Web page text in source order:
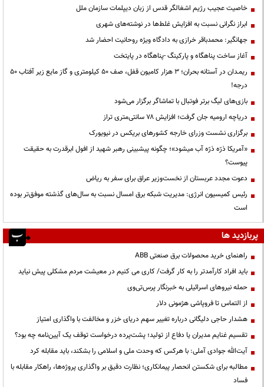
خاصیت عجیب رژیم اشغالگر قدس از زبان دیپلمات سازمان ملل
ابراز نگرانی نسبت به افزایش غلط‌ها در نوشته‌های شهری
جهانگیر: محمدباقر خرازی به دادگاه ویژه روحانیت احضار شد
آغاز ساخت پناهگاه و پارکینگ -پناهگاه در پایتخت
ریمـدان در آستانه بحران؛ ۳ هزار کامیون قفل، صف ۵۰ کیلومتری و گاز مایع زیر آفتاب ۵۰
درجه!
بازی‌های لیگ برتر فوتبال با تماشاگر برگزار می‌شود
دریاچه ارومیه جان گرفت؛ افزایش ۷۸ سانتی‌متری تراز
برگزاری نشست وزرای خارجه کشورهای بریکس در نیویورک
«آمریکا ذرّه ذرّه آب میشود»؛ چگونه پیشبینی رهبر شهید از افول ابرقدرت به حقیقت
پیوست؟
دعوت مجدد عربستان از نخست‌وزیر عراق برای سفر به ریاض
رئیس کمیسیون انرژی: مدیریت شبکه برق امسال نسبت به سال‌های گذشته موفق‌تر بوده
است
پربازدید ها
راهنمای خرید محصولات برق صنعتی ABB
باید افراد کارآمدتر را به کار گرفت/ کاری می کنیم در معیشت مردم مشکلی پیش نیاید
حمله نیروهای اسرائیلی به خبرنگار پرس‌تی‌وی
از التماس تا فروپاشی هژمونی دلار
هشدار حاجی دلیگانی درباره تغییر سهم دریای خزر و مخالفت با واگذاری امتیاز
تقسیم غنایم مدیران یا دفاع از تولید؛ پشت‌پرده درخواست توقف یک آیین‌نامه چه بود؟
آیت‌الله جوادی آملی: با هرکس که وحدت ملی و اسلامی را بشکند، باید مقابله کرد
مطالبه برای شکستن انحصار پیمانکاری؛ نظارت دقیق بر واگذاری پروژه‌ها، راهکار مقابله با
فساد